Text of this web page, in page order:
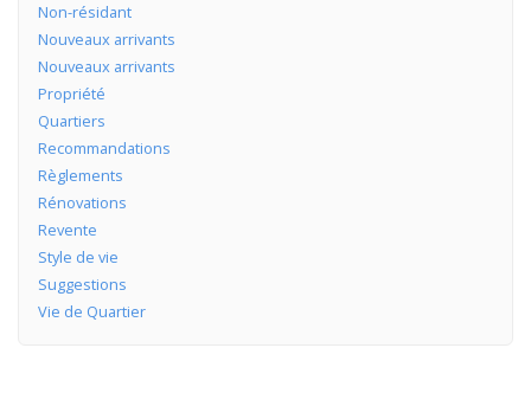
Non-résidant
Nouveaux arrivants
Nouveaux arrivants
Propriété
Quartiers
Recommandations
Règlements
Rénovations
Revente
Style de vie
Suggestions
Vie de Quartier